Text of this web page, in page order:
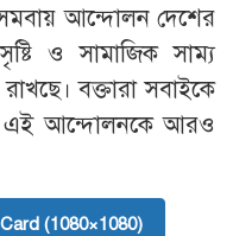
আন্দোলন দেশের
ও সামাজিক সাম্য
রাখছে। বক্তারা সবাইকে
এই আন্দোলনকে আরও
(1080×1080)